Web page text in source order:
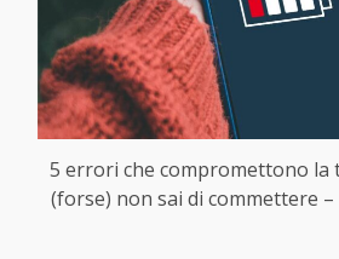
5 errori che compromettono la
(forse) non sai di commettere